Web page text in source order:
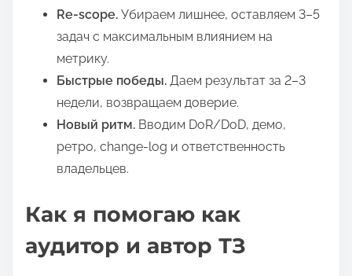
Re-scope. Убираем лишнее, оставляем 3–5
задач с максимальным влиянием на
метрику.
Быстрые победы. Даем результат за 2–3
недели, возвращаем доверие.
Новый ритм. Вводим DoR/DoD, демо,
ретро, change-log и ответственность
владельцев.
Как я помогаю как
аудитор и автор ТЗ